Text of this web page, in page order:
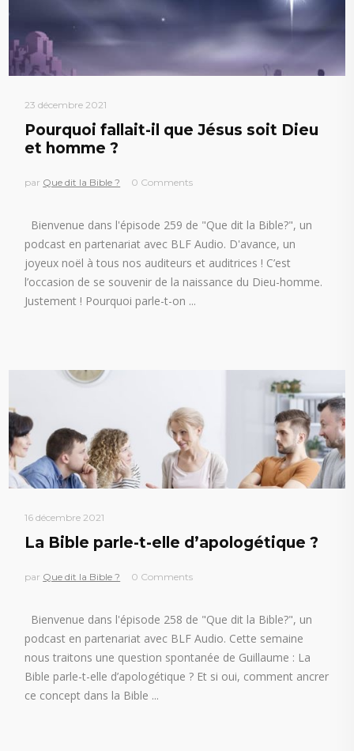
23 décembre 2021
Pourquoi fallait-il que Jésus soit Dieu
et homme ?
par Que dit la Bible ? 0 Comments
Bienvenue dans l'épisode 259 de "Que dit la Bible?", un
podcast en partenariat avec BLF Audio. D'avance, un
joyeux noël à tous nos auditeurs et auditrices ! C’est
l’occasion de se souvenir de la naissance du Dieu-homme.
Justement ! Pourquoi parle-t-on
16 décembre 2021
La Bible parle-t-elle d’apologétique ?
par Que dit la Bible ? 0 Comments
Bienvenue dans l'épisode 258 de "Que dit la Bible?", un
podcast en partenariat avec BLF Audio. Cette semaine
nous traitons une question spontanée de Guillaume : La
Bible parle-t-elle d’apologétique ? Et si oui, comment ancrer
ce concept dans la Bible